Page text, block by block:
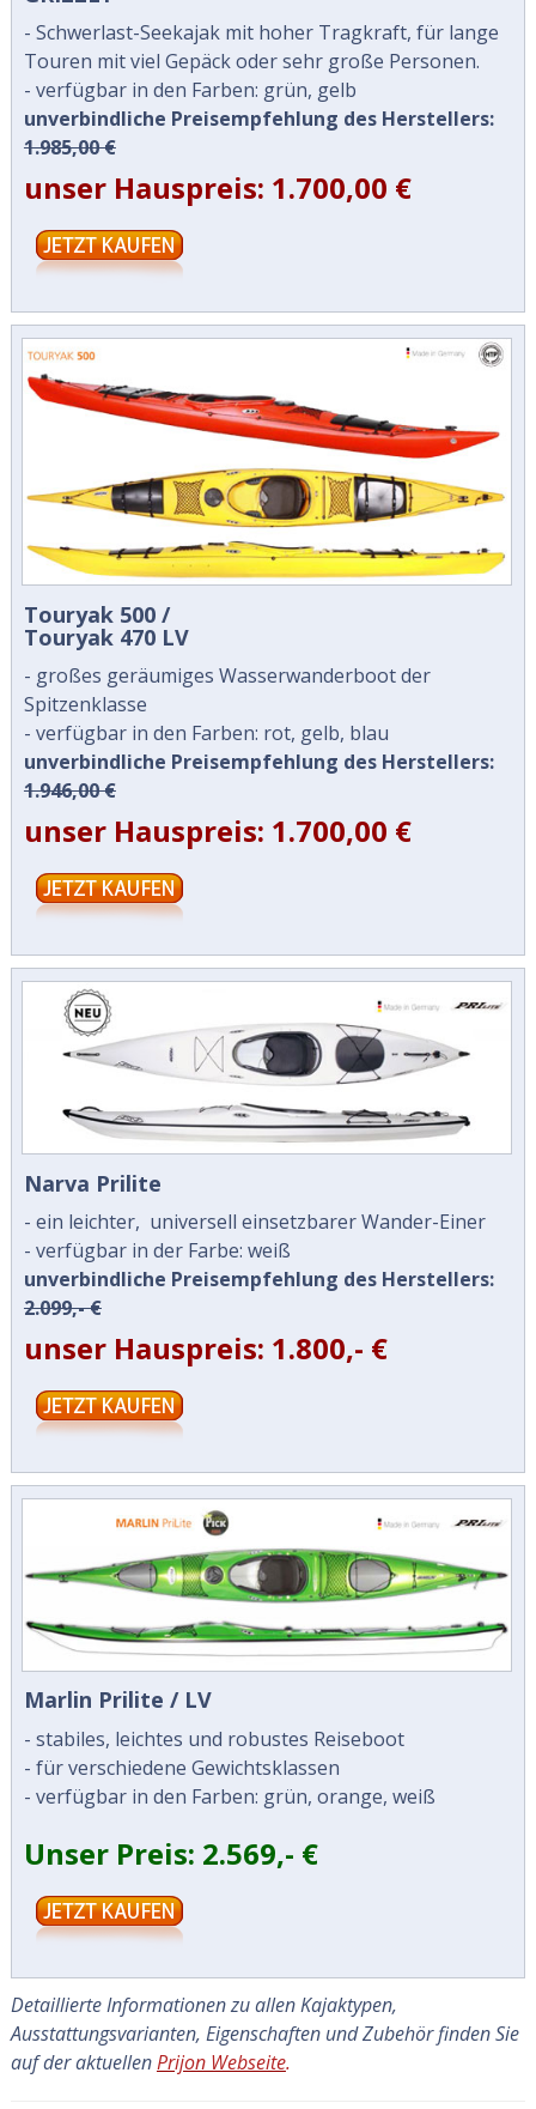
- Schwerlast-Seekajak mit hoher Tragkraft, für lange
Touren mit viel Gepäck oder sehr große Personen.
- verfügbar in den Farben: grün, gelb
unverbindliche Preisempfehlung des Herstellers:
1.985,00 €
unser Hauspreis: 1.700,00 €
Touryak 500 /
Touryak 470 LV
- großes geräumiges Wasserwanderboot der
Spitzenklasse
- verfügbar in den Farben: rot, gelb, blau
unverbindliche Preisempfehlung des Herstellers:
1.946,00 €
unser Hauspreis: 1.700,00 €
Narva Prilite
- ein leichter, universell einsetzbarer Wander-Einer
- verfügbar in der Farbe: weiß
unverbindliche Preisempfehlung des Herstellers:
2.099,- €
unser Hauspreis: 1.800,- €
Marlin Prilite / LV
- stabiles, leichtes und robustes Reiseboot
- für verschiedene Gewichtsklassen
- verfügbar in den Farben: grün, orange, weiß
Unser Preis: 2.569,- €
Detaillierte Informationen zu allen Kajaktypen,
Ausstattungsvarianten, Eigenschaften und Zubehör finden Sie
auf der aktuellenPrijon Webseite.